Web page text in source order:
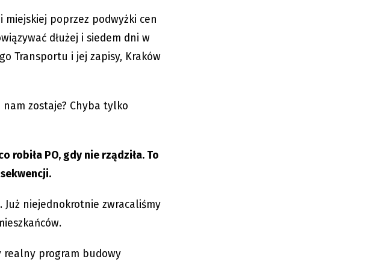
miejskiej poprzez podwyżki cen
dłużej i siedem dni w
Transportu i jej zapisy, Kraków
zostaje? Chyba tylko
robiła PO, gdy nie rządziła. To
niejednokrotnie zwracaliśmy
realny program budowy